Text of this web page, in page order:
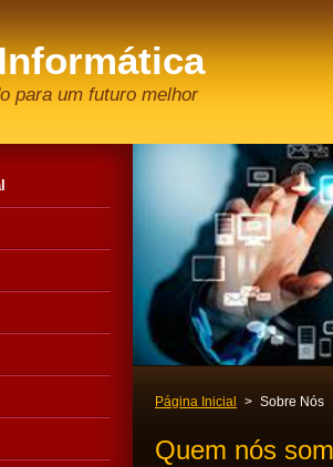
para um futuro melhor
Página Inicial > Sobre Nós
Quem nós